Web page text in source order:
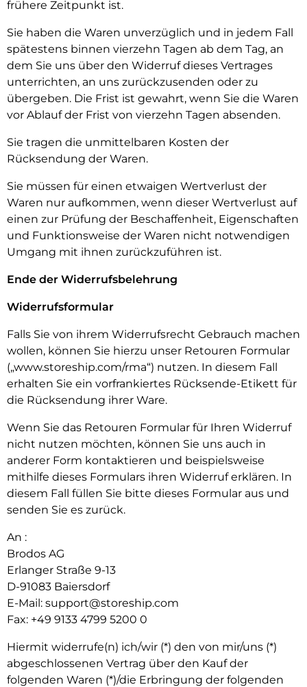
frühere Zeitpunkt ist.
Sie haben die Waren unverzüglich und in jedem Fall
spätestens binnen vierzehn Tagen ab dem Tag, an
dem Sie uns über den Widerruf dieses Vertrages
unterrichten, an uns zurückzusenden oder zu
übergeben. Die Frist ist gewahrt, wenn Sie die Waren
vor Ablauf der Frist von vierzehn Tagen absenden.
Sie tragen die unmittelbaren Kosten der
Rücksendung der Waren.
Sie müssen für einen etwaigen Wertverlust der
Waren nur aufkommen, wenn dieser Wertverlust auf
einen zur Prüfung der Beschaffenheit, Eigenschaften
und Funktionsweise der Waren nicht notwendigen
Umgang mit ihnen zurückzuführen ist.
Ende der Widerrufsbelehrung
Widerrufsformular
Falls Sie von ihrem Widerrufsrecht Gebrauch machen
wollen, können Sie hierzu unser Retouren Formular
(„www.storeship.com/rma“) nutzen. In diesem Fall
erhalten Sie ein vorfrankiertes Rücksende-Etikett für
die Rücksendung ihrer Ware.
Wenn Sie das Retouren Formular für Ihren Widerruf
nicht nutzen möchten, können Sie uns auch in
anderer Form kontaktieren und beispielsweise
mithilfe dieses Formulars ihren Widerruf erklären. In
diesem Fall füllen Sie bitte dieses Formular aus und
senden Sie es zurück.
An :
Brodos AG
Erlanger Straße 9-13
D-91083 Baiersdorf
E-Mail: support@storeship.com
Fax: +49 9133 4799 5200 0
Hiermit widerrufe(n) ich/wir (*) den von mir/uns (*)
abgeschlossenen Vertrag über den Kauf der
folgenden Waren (*)/die Erbringung der folgenden